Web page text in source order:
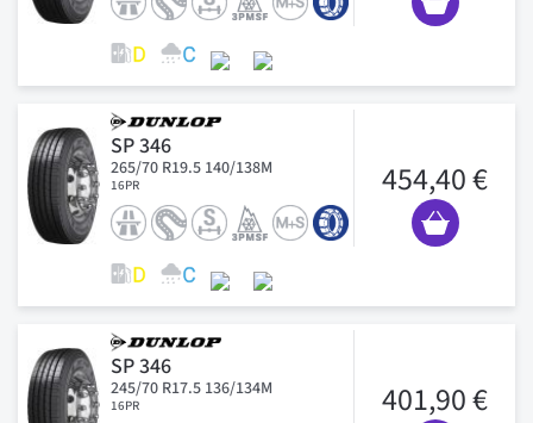
SP 346
265/70 R19.5 140/138M
16PR 454,40 €
SP 346
245/70 R17.5 136/134M
16PR 401,90 €